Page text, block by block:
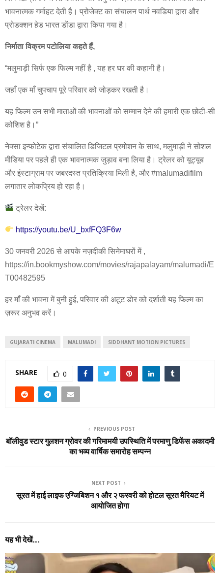
भावनात्मक गर्माहट देती है। प्रोजेक्ट का संचालन पार्थ नवडिया द्वारा और
प्रोडक्शन हेड भारत डोंडा द्वारा किया गया है।
निर्माता विक्रम पटोलिया कहते हैं,
“मलुमाड़ी सिर्फ एक फिल्म नहीं है , यह हर घर की कहानी है।
जहाँ एक माँ चुपचाप पूरे परिवार को जोड़कर रखती है।
यह फिल्म उन सभी माताओं की भावनाओं को सम्मान देने की हमारी एक छोटी-सी
कोशिश है।”
नेक्सा इन्फोटेक द्वारा संचालित डिजिटल प्रमोशन के साथ, मलुमाड़ी ने सोशल
मीडिया पर पहले ही एक भावनात्मक जुड़ाव बना लिया है। ट्रेलर को यूट्यूब
और इंस्टाग्राम पर जबरदस्त प्रतिक्रिया मिली है, और #malumadifilm
लगातार लोकप्रिय हो रहा है।
ट्रेलर देखें:
https://youtu.be/U_bxfFQ3F6w
30 जनवरी 2026 से आपके नज़दीकी सिनेमाघरों में ,
https://in.bookmyshow.com/movies/rajapalayam/malumadi/E
T00482595
हर माँ की भावना में बुनी हुई, परिवार की अटूट डोर को दर्शाती यह फिल्म का
ज़रूर अनुभव करें।
GUJARATI CINEMA MALUMADI SIDDHANT MOTION PICTURES
SHARE 0
PREVIOUS POST
बॉलीवुड स्टार गुलशन ग्रोवर की गरिमामयी उपस्थिति में परमाणु डिफेंस अकादमी
का भव्य वार्षिक समारोह सम्पन्न
NEXT POST
सूरत में हाई लाइफ एग्जिबिशन १ और २ फरवरी को होटल सूरत मैरियट में
आयोजित होगा
यह भी देखें...